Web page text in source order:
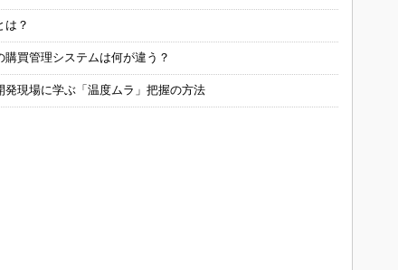
は？
買管理システムは何が違う？
現場に学ぶ「温度ムラ」把握の方法